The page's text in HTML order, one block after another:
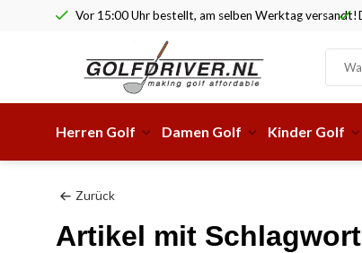
Vor 15:00 Uhr bestellt, am selben Werktag versandt!
Herren Golf Damen Golf Kinder Golf
Zurück
Artikel mit